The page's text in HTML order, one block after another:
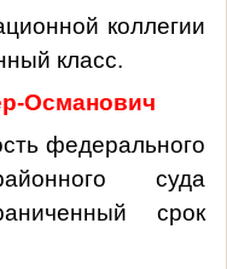
коллегии
класс.
Османович
федерального
суда
срок